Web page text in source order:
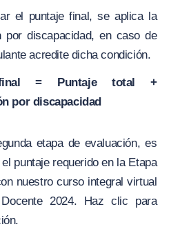
el puntaje final, se aplica la
por discapacidad, en caso de
acredite dicha condición.
final = Puntaje total +
por discapacidad
etapa de evaluación, es
puntaje requerido en la Etapa
nuestro curso integral virtual
2024. Haz clic para